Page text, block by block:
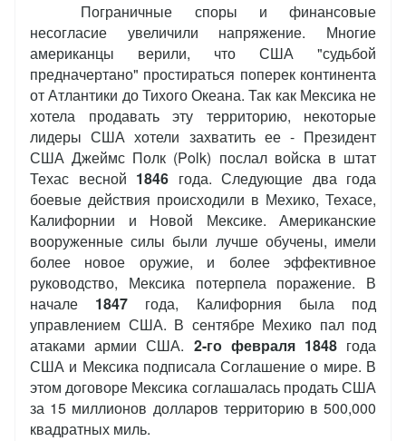
Пограничные споры и финансовые
несогласие увеличили напряжение. Многие
американцы верили, что США "судьбой
предначертано" простираться поперек континента
от Атлантики до Тихого Океана. Так как Мексика не
хотела продавать эту территорию, некоторые
лидеры США хотели захватить ее - Президент
США Джеймс Полк (Polk) послал войска в штат
Техас весной 1846 года. Следующие два года
боевые действия происходили в Мехико, Техасе,
Калифорнии и Новой Мексике. Американские
вооруженные силы были лучше обучены, имели
более новое оружие, и более эффективное
руководство, Мексика потерпела поражение. В
начале 1847 года, Калифорния была под
управлением США. В сентябре Мехико пал под
атаками армии США. 2-го февраля 1848года
США и Мексика подписала Соглашение о мире. В
этом договоре Мексика соглашалась продать США
за 15 миллионов долларов территорию в 500,000
квадратных миль.